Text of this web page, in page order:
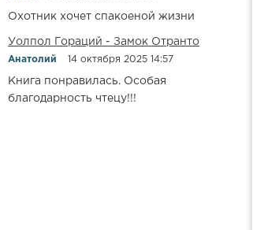
Охотник хочет спакоеной жизни
Уолпол Гораций - Замок Отранто
Анатолий 14 октября 2025 14:57
Книга понравилась. Особая
благодарность чтецу!!!